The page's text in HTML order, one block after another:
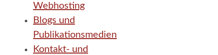
Webhosting
Blogs und
Publikationsmedien
Kontakt- und